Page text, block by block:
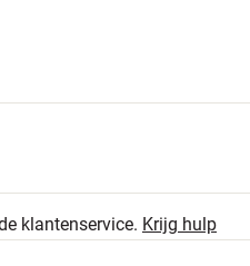
klantenservice. Krijg hulp